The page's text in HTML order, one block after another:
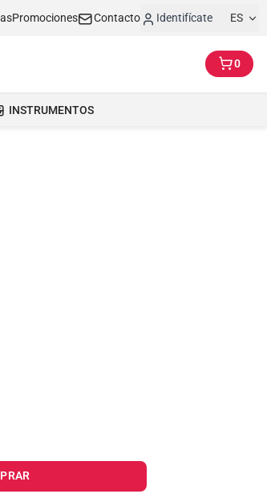
Promociones Contacto Identifícate ES
0
INSTRUMENTOS